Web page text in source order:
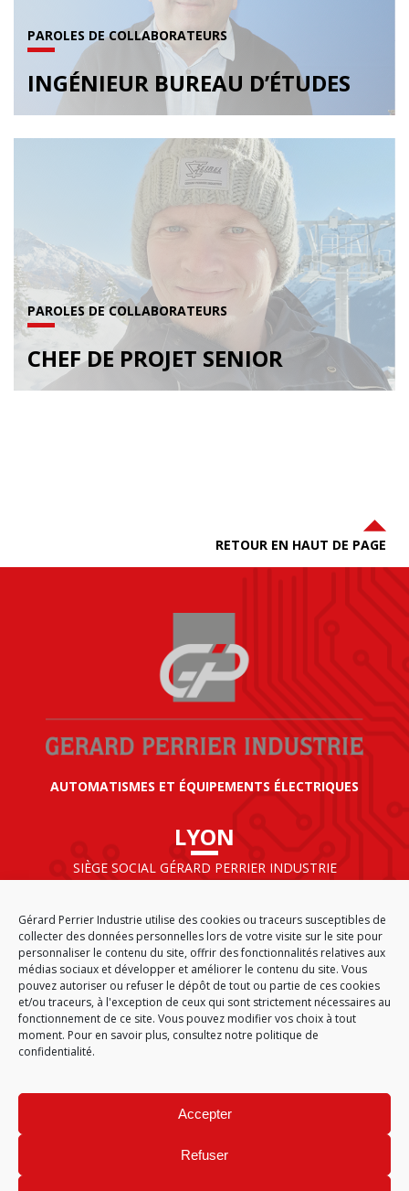
Gérard Perrier Industrie utilise des cookies ou traceurs susceptibles de
collecter des données personnelles lors de votre visite sur le site pour
personnaliser le contenu du site, offrir des fonctionnalités relatives aux
médias sociaux et développer et améliorer le contenu du site. Vous
pouvez autoriser ou refuser le dépôt de tout ou partie de ces cookies
et/ou traceurs, à l'exception de ceux qui sont strictement nécessaires au
fonctionnement de ce site. Vous pouvez modifier vos choix à tout
moment. Pour en savoir plus, consultez notre politique de
confidentialité.
Accepter
Refuser
PAROLES DE COLLABORATEURS
INGÉNIEUR BUREAU D’ÉTUDES
PAROLES DE COLLABORATEURS
CHEF DE PROJET SENIOR
RETOUR EN HAUT DE PAGE
AUTOMATISMES ET ÉQUIPEMENTS ÉLECTRIQUES
LYON
SIÈGE SOCIAL GÉRARD PERRIER INDUSTRIE
69125 LYON AÉROPORT SAINT EXUPÉRY
FRANCE
ACCUEIL CGA PLAN DU SITE
MENTIONS LÉGALES
DONNÉES PERSONNELLES
GÉRARD PERRIER INDUSTRIE – TOUS DROITS RÉSERVÉS